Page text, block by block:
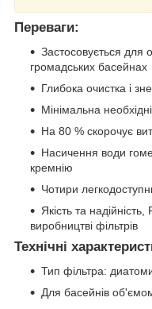
Переваги:
Застосовується для
громадських басейнах
Глибока очистка і
Мінімальна
На 80 % скорочує
Насичення води
кремнію
Чотири
Якість та
виробництві фільтрів
Технічні
Тип фільтра:
Для басейнів